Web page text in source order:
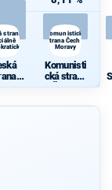
strana
Komunistická
strana Čech a
Moravy
Komunisti
cká strana
Čech a